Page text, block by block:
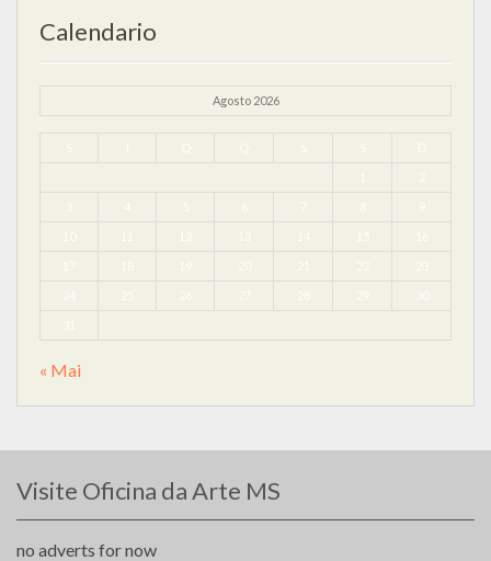
Calendario
Agosto 2026
S T Q Q S S D
1
3 4 5 6 7 8 9
10 11 12 13 14 15 16
17 18 19 20 21 23
24 25 26 27 28 29 30
31
« Mai
Visite Oficina da Arte MS
no adverts for now